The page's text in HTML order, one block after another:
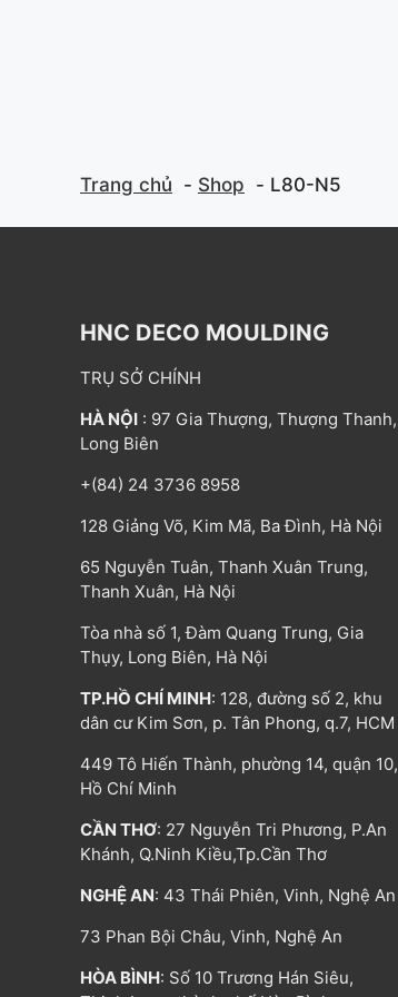
Trang chủ Shop L80-N5
HNC DECO MOULDING
TRỤ SỞ CHÍNH
HÀ NỘI : 97 Gia Thượng, Thượng Thanh,
Long Biên
+(84) 24 3736 8958
128 Giảng Võ, Kim Mã, Ba Đình, Hà Nội
65 Nguyễn Tuân, Thanh Xuân Trung,
Thanh Xuân, Hà Nội
Tòa nhà số 1, Đàm Quang Trung, Gia
Thụy, Long Biên, Hà Nội
TP.HỒ CHÍ MINH: 128, đường số 2, khu
dân cư Kim Sơn, p. Tân Phong, q.7, HCM
449 Tô Hiến Thành, phường 14, quận 10,
Hồ Chí Minh
CẦN THƠ: 27 Nguyễn Tri Phương, P.An
Khánh, Q.Ninh Kiều,Tp.Cần Thơ
NGHỆ AN: 43 Thái Phiên, Vinh, Nghệ An
73 Phan Bội Châu, Vinh, Nghệ An
HÒA BÌNH: Số 10 Trương Hán Siêu,